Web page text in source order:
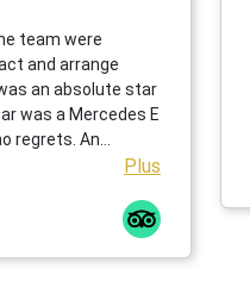
team were
and arrange
an absolute star
was a Mercedes E
regrets. An
Plus